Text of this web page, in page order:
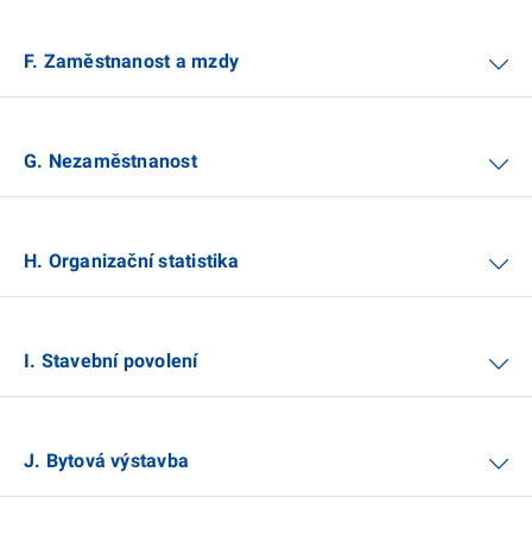
F. Zaměstnanost a mzdy
G. Nezaměstnanost
H. Organizační statistika
I. Stavební povolení
J. Bytová výstavba